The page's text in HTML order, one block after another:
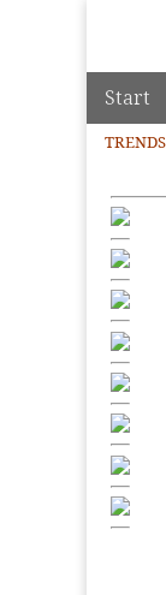
Main
Skip to
Start